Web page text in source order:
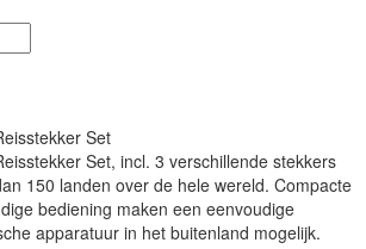
Set
Set, incl. 3 verschillende stekkers
150 landen over de hele wereld. Compacte
bediening maken een eenvoudige
apparatuur in het buitenland mogelijk.